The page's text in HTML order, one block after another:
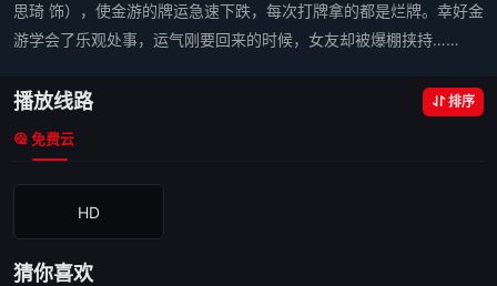
思琦 饰），使金游的牌运急速下跌，每次打牌拿的都是烂牌。幸好金
游学会了乐观处事，运气刚要回来的时候，女友却被爆棚挟持……
播放线路 排序
免费云
HD
猜你喜欢